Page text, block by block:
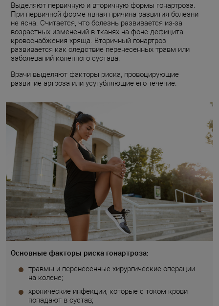
Выделяют первичную и вторичную формы гонартроза.
При первичной форме явная причина развития болезни
не ясна. Считается, что болезнь развивается из-за
возрастных изменений в тканях на фоне дефицита
кровоснабжения хряща. Вторичный гонартроз
развивается как следствие перенесенных травм или
заболеваний коленного сустава.
Врачи выделяют факторы риска, провоцирующие
развитие артроза или усугубляющие его течение.
Основные факторы риска гонартроза:
травмы и перенесенные хирургические операции
на колене;
хронические инфекции, которые с током крови
попадают в сустав;